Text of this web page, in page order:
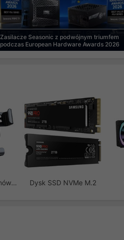
Zasilacze Seasonic z podwójnym triumfem
podczas European Hardware Awards 2026
Akcesoria do telefonów GSM Dysk SSD NVMe M.2